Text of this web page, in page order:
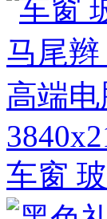
车窗